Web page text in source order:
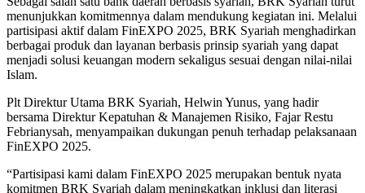
menunjukkan komitmennya dalam mendukung kegiatan ini. Melalui
partisipasi aktif dalam FinEXPO 2025, BRK Syariah menghadirkan
berbagai produk dan layanan berbasis prinsip syariah yang dapat
menjadi solusi keuangan modern sekaligus sesuai dengan nilai-nilai
Islam.
Plt Direktur Utama BRK Syariah, Helwin Yunus, yang hadir
bersama Direktur Kepatuhan & Manajemen Risiko, Fajar Restu
Febrianysah, menyampaikan dukungan penuh terhadap pelaksanaan
FinEXPO 2025.
“Partisipasi kami dalam FinEXPO 2025 merupakan bentuk nyata
komitmen BRK Syariah dalam meningkatkan inklusi dan literasi